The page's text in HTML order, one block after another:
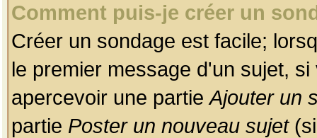
Comment puis-je créer un
Créer un sondage est facile;
le premier message d'un sujet,
apercevoir une partieAjouter un
partie Poster un nouveau sujet(si